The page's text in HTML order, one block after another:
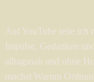
Auf YouTube teile ich
Impulse, Gedanken
alltagsnah und ohne
machst Warum